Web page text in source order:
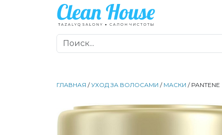
ГЛАВНАЯ /УХОД ЗА ВОЛОСАМИ / МАСКИ /